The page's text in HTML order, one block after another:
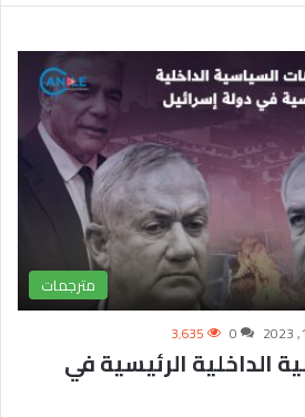
مترجمات
0 3٬635
الداخلية الرئيسية في